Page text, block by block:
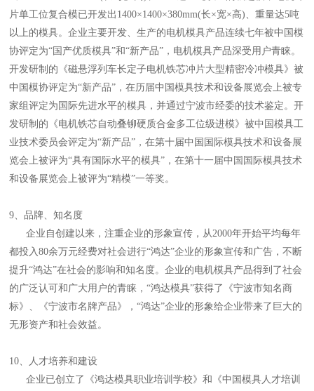
片单工位复合模已开发出1400×1400×380mm(长×宽×高)、重量达5吨
以上的模具。企业主要开发、生产的电机模具产品连续七年被中国模
协评定为“国产优质模具”和“新产品”，电机模具产品深受用户青睐。
开发研制的《磁悬浮列车长定子电机铁芯冲片大型精密冷冲模具》被
中国模协评定为“新产品”，在历届中国模具技术和设备展览会上被专
家组评定为国际先进水平的模具，并通过宁波市经委的技术鉴定。开
发研制的《电机铁芯自动叠铆硬质合金多工位级进模》被中国模具工
业技术委员会评定为“新产品”，在第十届中国国际模具技术和设备展
览会上被评为“具有国际水平的模具”，在第十一届中国国际模具技术
和设备展览会上被评为“精模”一等奖。
9、品牌、知名度
企业自创建以来，注重企业的形象宣传，从2000年开始平均每年
都投入80余万元经费对社会进行“鸿达”企业的形象宣传和广告，不断
提升“鸿达”在社会的影响和知名度。企业的电机模具产品得到了社会
的广泛认可和广大用户的青睐，“鸿达模具”获得了《宁波市知名商
标》、《宁波市名牌产品》，“鸿达”企业的形象给企业带来了巨大的
无形资产和社会效益。
10、人才培养和建设
企业已创立了《鸿达模具职业培训学校》和《中国模具人才培训